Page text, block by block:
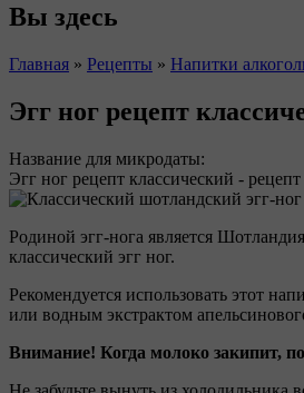
Вы здесь
Главная » Рецепты » Напитки
Эгг ног рецепт
Название для микродаты:
Эгг ног рецепт классический -
Родиной эгг-нога является
классический эгг ног.
Рекомендуется использовать этот
или водным экстрактом
Внимание! Когда молоко закипит,